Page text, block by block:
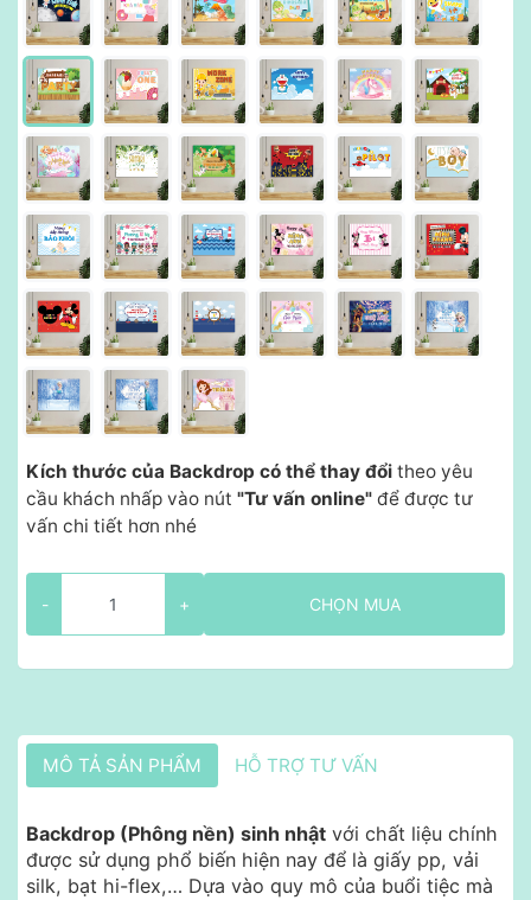
Kích thước của Backdrop có thể thay đổi theo yêu
cầu khách nhấp vào nút "Tư vấn online" để được tư
vấn chi tiết hơn nhé
- + CHỌN MUA
MÔ TẢ SẢN PHẨM HỖ TRỢ TƯ VẤN
Backdrop (Phông nền) sinh nhật với chất liệu chính
được sử dụng phổ biến hiện nay để là giấy pp, vải
silk, bạt hi-flex,… Dựa vào quy mô của buổi tiệc mà